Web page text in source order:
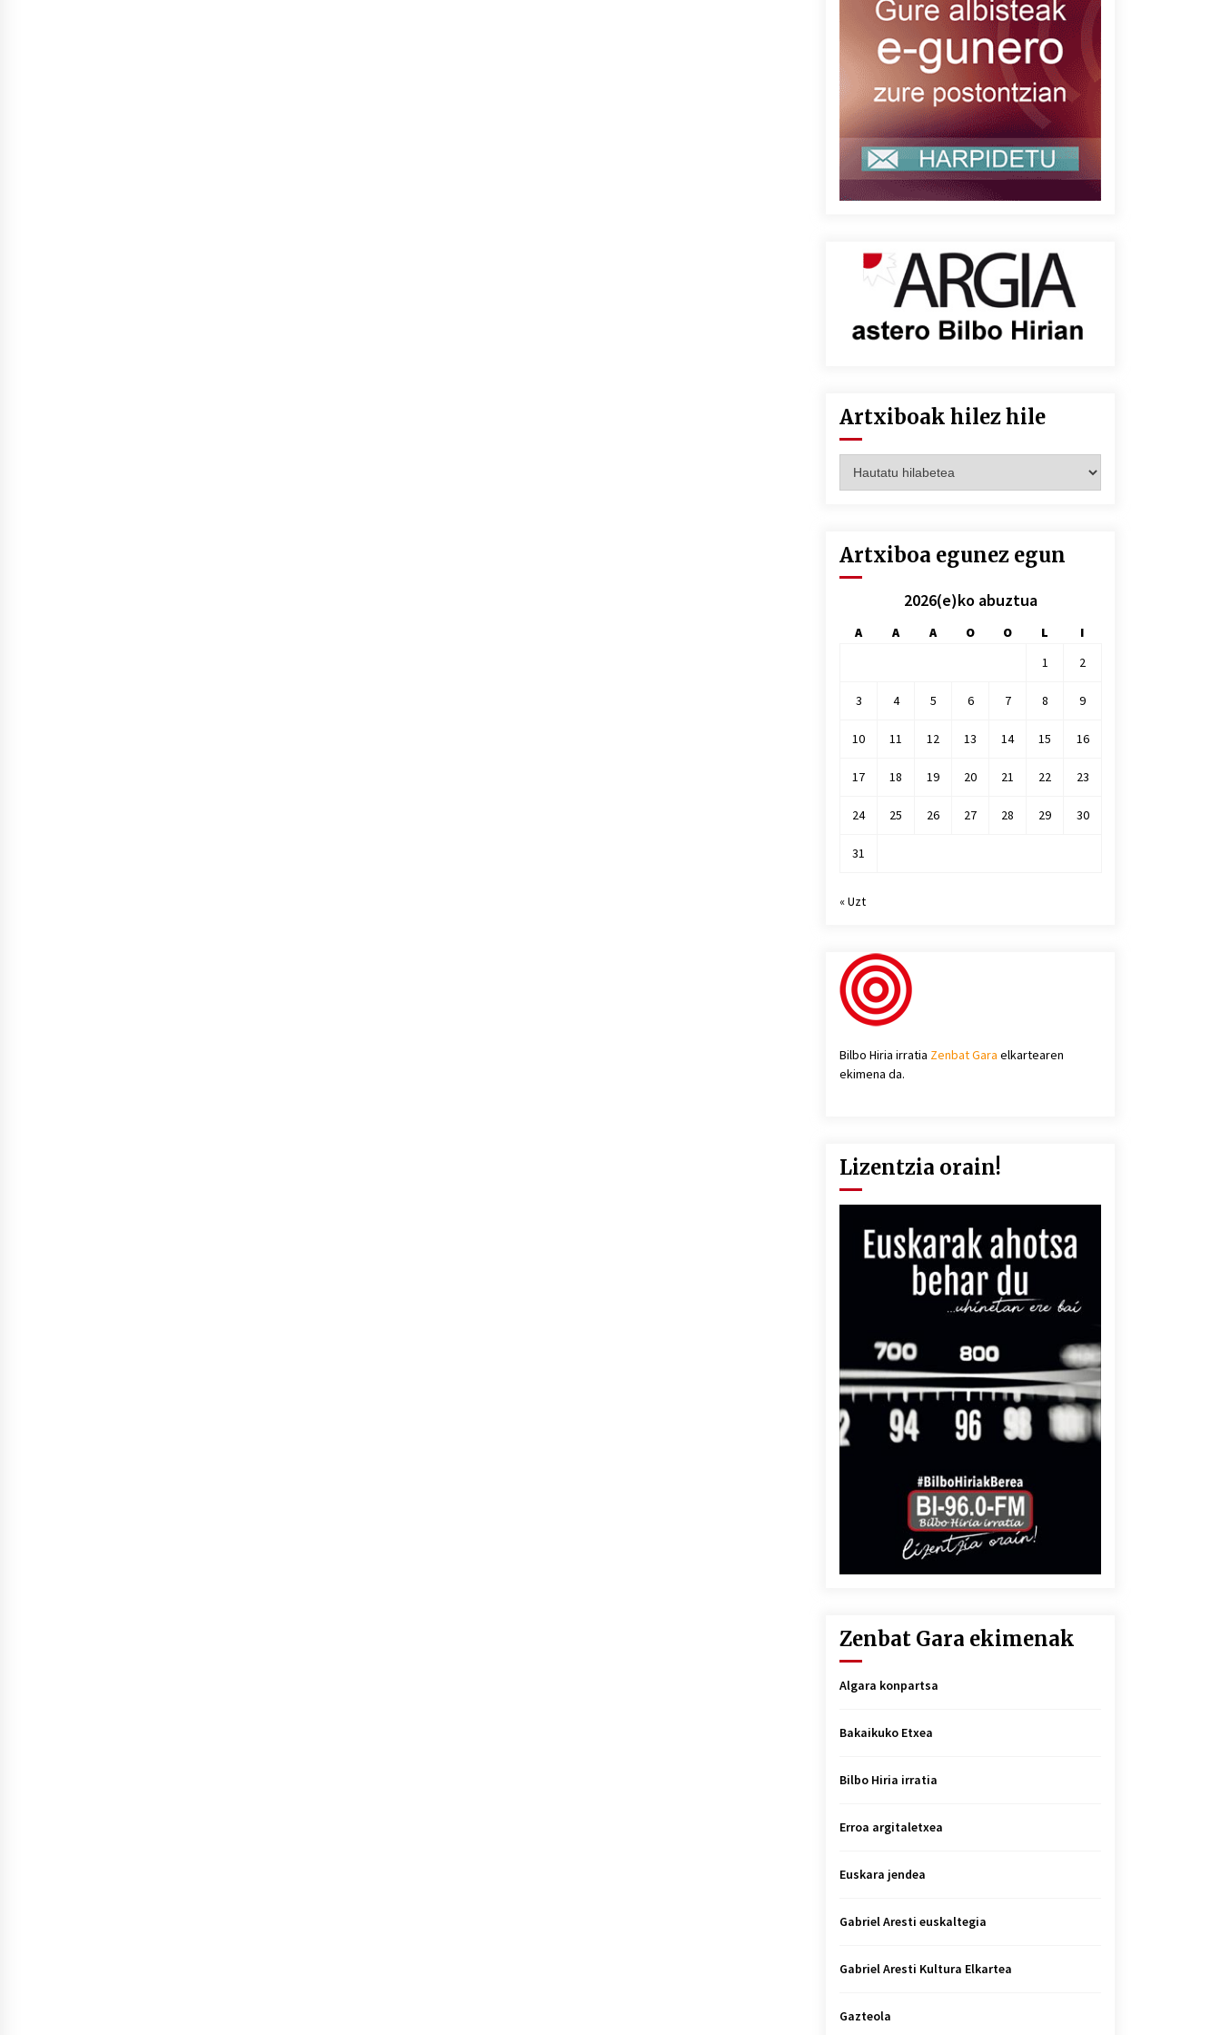
Artxiboak hilez hile
hilez
Artxiboa egunez egun
2026(e)ko abuztua
A A A O O L
I
1
2
3 4 5 6 7 8 9
10 11 12 13 14 15 16
17 18 19 20 21 22 23
24 25 26 27 28 29 30
31
« Uzt
Bilbo Hiria irratia Zenbat Gara elkartearen
ekimena da.
Lizentzia orain!
Zenbat Gara ekimenak
Algara konpartsa
Bakaikuko Etxea
Bilbo Hiria irratia
Erroa argitaletxea
Euskara jendea
Gabriel Aresti euskaltegia
Gabriel Aresti Kultura Elkartea
Gazteola